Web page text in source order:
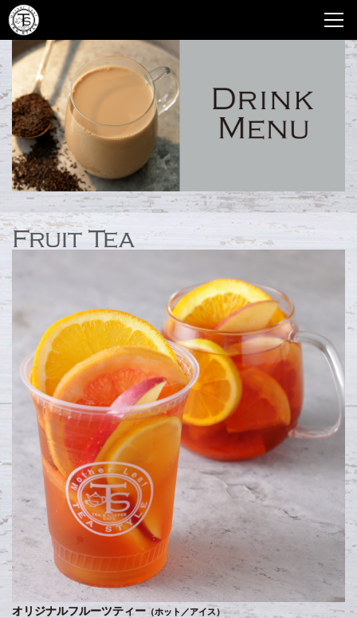
Fruit Tea
オリジナルフルーツティー （ホット／アイス）